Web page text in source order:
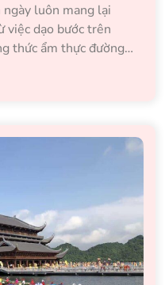
luôn mang lại
việc dạo bước trên
thức ẩm thực đường…